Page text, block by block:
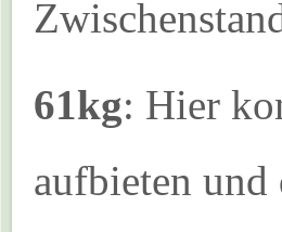
61kg: Hier
aufbieten und